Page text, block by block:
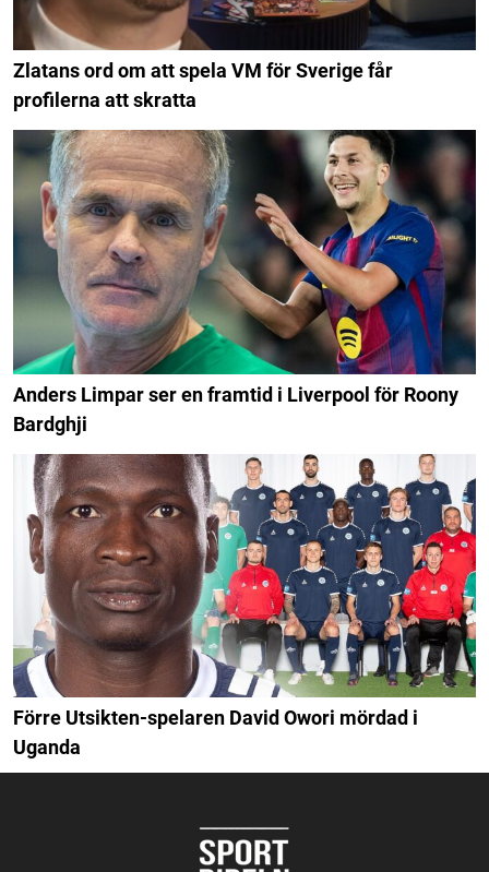
Zlatans ord om att spela VM för Sverige får
profilerna att skratta
Anders Limpar ser en framtid i Liverpool för Roony
Bardghji
Förre Utsikten-spelaren David Owori mördad i
Uganda